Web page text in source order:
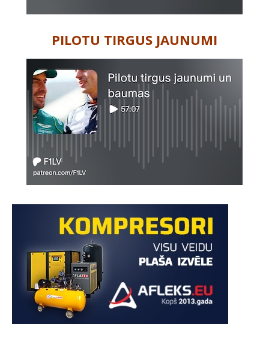
PILOTU TIRGUS JAUNUMI